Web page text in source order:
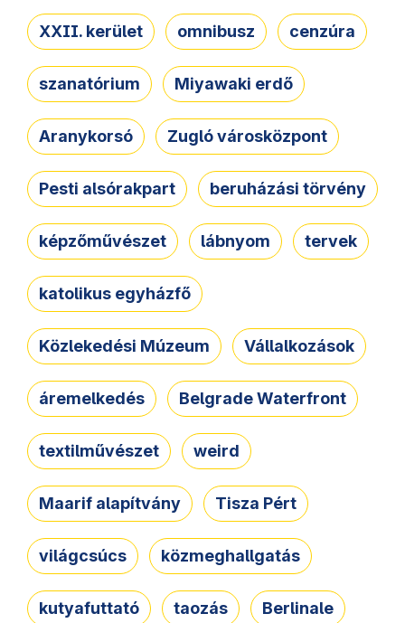
XXII. kerület omnibusz cenzúra
szanatórium Miyawaki erdő
Aranykorsó Zugló városközpont
Pesti alsórakpart beruházási törvény
képzőművészet lábnyom tervek
katolikus egyházfő
Közlekedési Múzeum Vállalkozások
áremelkedés Belgrade Waterfront
textilművészet weird
Maarif alapítvány Tisza Pért
világcsúcs közmeghallgatás
kutyafuttató taozás Berlinale